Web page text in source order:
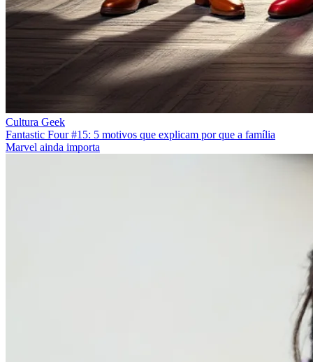
Cultura Geek
Fantastic Four #15: 5 motivos que explicam por que a família
Marvel ainda importa